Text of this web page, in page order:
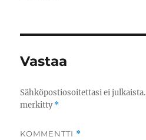
Vastaa
Sähköpostiosoitettasi ei julkaista.
merkitty*
KOMMENTTI *